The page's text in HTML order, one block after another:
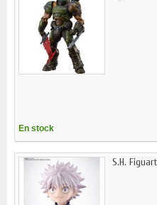
En stock
S.H.